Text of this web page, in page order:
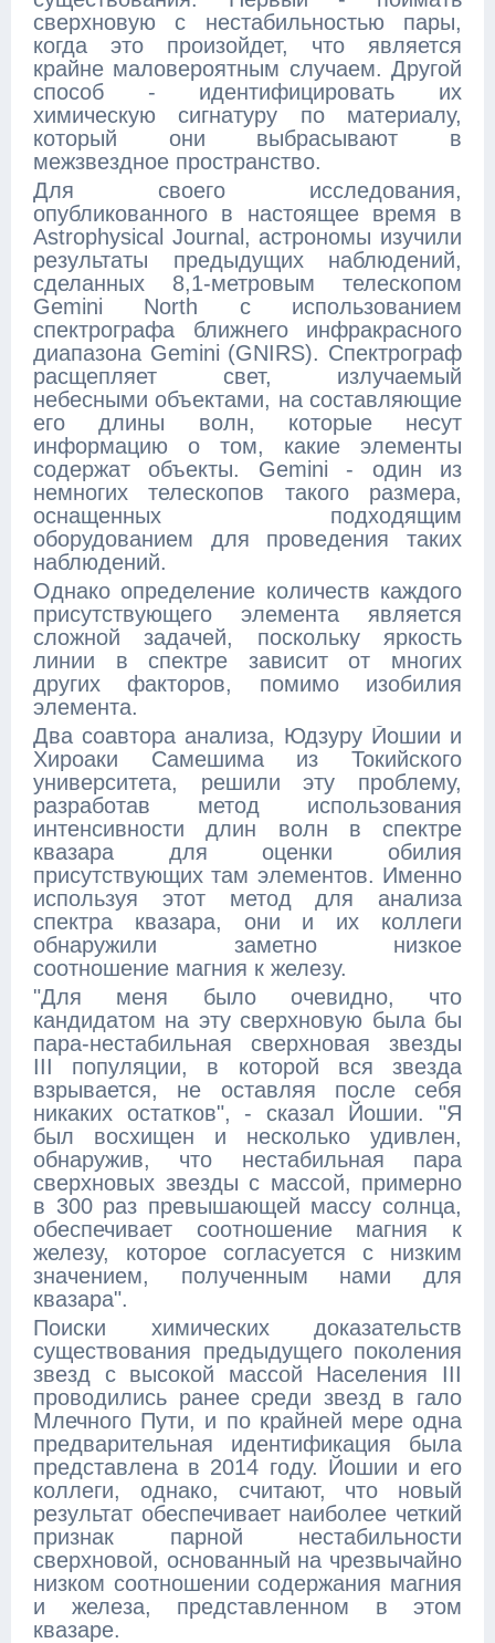
сверхновую с нестабильностью пары,
когда это произойдет, что является
крайне маловероятным случаем. Другой
способ - идентифицировать их
химическую сигнатуру по материалу,
который они выбрасывают в
межзвездное пространство.
Для своего исследования,
опубликованного в настоящее время в
Astrophysical Journal, астрономы изучили
результаты предыдущих наблюдений,
сделанных 8,1-метровым телескопом
Gemini North с использованием
спектрографа ближнего инфракрасного
диапазона Gemini (GNIRS). Спектрограф
расщепляет свет, излучаемый
небесными объектами, на составляющие
его длины волн, которые несут
информацию о том, какие элементы
содержат объекты. Gemini - один из
немногих телескопов такого размера,
оснащенных подходящим
оборудованием для проведения таких
наблюдений.
Однако определение количеств каждого
присутствующего элемента является
сложной задачей, поскольку яркость
линии в спектре зависит от многих
других факторов, помимо изобилия
элемента.
Два соавтора анализа, Юдзуру Йошии и
Хироаки Самешима из Токийского
университета, решили эту проблему,
разработав метод использования
интенсивности длин волн в спектре
квазара для оценки обилия
присутствующих там элементов. Именно
используя этот метод для анализа
спектра квазара, они и их коллеги
обнаружили заметно низкое
соотношение магния к железу.
"Для меня было очевидно, что
кандидатом на эту сверхновую была бы
пара-нестабильная сверхновая звезды
III популяции, в которой вся звезда
взрывается, не оставляя после себя
никаких остатков", - сказал Йошии. "Я
был восхищен и несколько удивлен,
обнаружив, что нестабильная пара
сверхновых звезды с массой, примерно
в 300 раз превышающей массу солнца,
обеспечивает соотношение магния к
железу, которое согласуется с низким
значением, полученным нами для
квазара".
Поиски химических доказательств
существования предыдущего поколения
звезд с высокой массой Населения III
проводились ранее среди звезд в гало
Млечного Пути, и по крайней мере одна
предварительная идентификация была
представлена в 2014 году. Йошии и его
коллеги, однако, считают, что новый
результат обеспечивает наиболее четкий
признак парной нестабильности
сверхновой, основанный на чрезвычайно
низком соотношении содержания магния
и железа, представленном в этом
квазаре.